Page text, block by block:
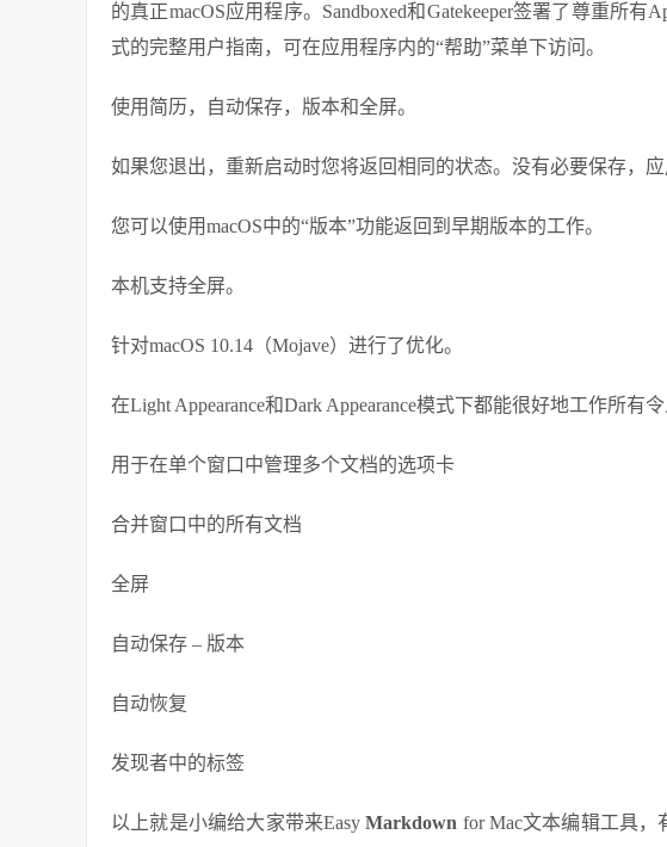
的真正macOS应用程序。Sandboxed和Gatekeeper签署了尊重所
式的完整用户指南，可在应用程序内的“帮助”菜单下访问。
使用简历，自动保存，版本和全屏。
如果您退出，重新启动时您将返回相同的状态。没有必要保存，应
您可以使用macOS中的“版本”功能返回到早期版本的工作。
本机支持全屏。
针对macOS 10.14（Mojave）进行了优化。
在Light Appearance和Dark Appearance模式下都能很好地工作所有
用于在单个窗口中管理多个文档的选项卡
合并窗口中的所有文档
全屏
自动保存 – 版本
自动恢复
发现者中的标签
以上就是小编给大家带来EasyMarkdown for Mac文本编辑工具